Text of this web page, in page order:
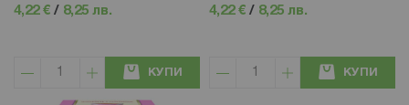
4,22 € / 8,25 лв.
КУПИ
4,22 € / 8,25 лв.
КУПИ